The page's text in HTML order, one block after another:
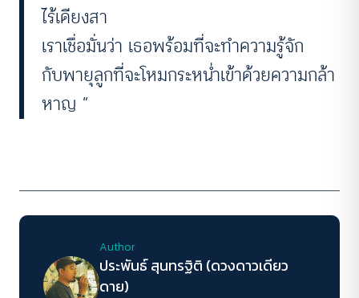
ไร้เดียงสา
เราเชื่อมั่นว่า เธอพร้อมที่จะทำความรู้จัก
กับพายุลูกที่จะโหมกระหน่ำเข้าด้วยความกล้า
หาญ “
Author
ประพันธ์ สุนทรฐิติ (ดวงดาวเดียว
ดาย)